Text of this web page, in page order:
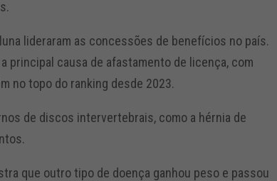
lideraram as concessões de benefícios no país.
principal causa de afastamento de licença, com
no topo do ranking desde 2023.
de discos intervertebrais, como a hérnia de
que outro tipo de doença ganhou peso e passou